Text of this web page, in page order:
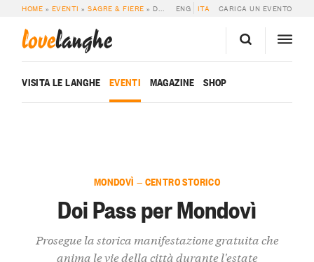
HOME » EVENTI »SAGRE & FIERE » DOI PASS PER MONDOVÌ ENG ITA CARICA UN EVENTO
lovelanghe
VISITA LE LANGHE EVENTI MAGAZINE SHOP
MONDOVÌ — CENTRO STORICO
Doi Pass per Mondovì
Prosegue la storica manifestazione gratuita che
anima le vie della città durante l'estate